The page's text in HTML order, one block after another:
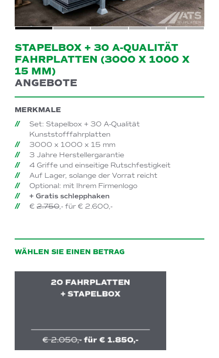
STAPELBOX + 30 A-QUALITÄT
FAHRPLATTEN (3000 X 1000 X
15 MM)
ANGEBOTE
MERKMALE
Set: Stapelbox + 30 A-Qualität
Kunststofffahrplatten
3000 x 1000 x 15 mm
3 Jahre Herstellergarantie
4 Griffe und einseitige Rutschfestigkeit
Auf Lager, solange der Vorrat reicht
Optional: mit Ihrem Firmenlogo
+ Gratis schlepphaken
€ 2.750,- für € 2.600,-
WÄHLEN SIE EINEN BETRAG